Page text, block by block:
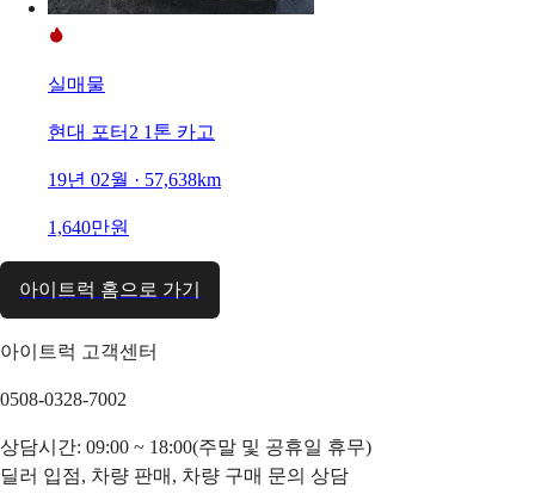
실매물
현대 포터2 1톤 카고
19년 02월 · 57,638km
1,640만원
아이트럭 홈으로 가기
아이트럭 고객센터
0508-0328-7002
상담시간: 09:00 ~ 18:00(주말 및 공휴일 휴무)
딜러 입점, 차량 판매, 차량 구매 문의 상담